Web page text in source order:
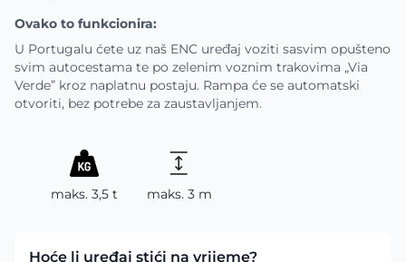
Ovako to funkcionira:
U Portugalu ćete uz naš ENC uređaj voziti sasvim opušteno
svim autocestama te po zelenim voznim trakovima „Via
Verde” kroz naplatnu postaju. Rampa će se automatski
otvoriti, bez potrebe za zaustavljanjem.
maks. 3,5 t maks. 3 m
Hoće li uređaj stići na vrijeme?